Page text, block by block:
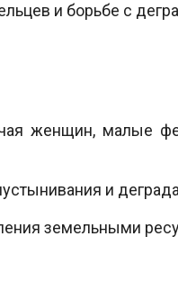
и борьбе с
женщин, малые
и
земельными